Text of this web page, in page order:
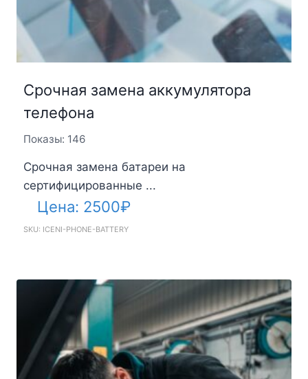
Срочная замена аккумулятора
телефона
Показы: 146
Срочная замена батареи на
сертифицированные ...
Цена: 2500₽
SKU: ICENI-PHONE-BATTERY